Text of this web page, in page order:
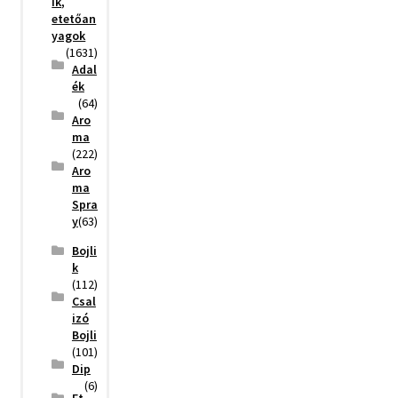
etetőan
yagok
(1631)
Adal
ék
(64)
Aro
ma
(222)
Aro
ma
Spra
y(63)
Bojli
k
(112)
Csal
izó
Bojli
(101)
Dip
(6)